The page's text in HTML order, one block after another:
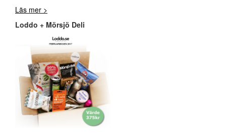
Läs mer >
Loddo + Mörsjö Deli